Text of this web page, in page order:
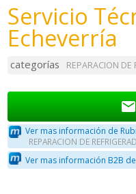
Servicio
Echeverría
categorías REPARACION DE

Ver mas información de
REPARACION DE
Ver mas información B2B